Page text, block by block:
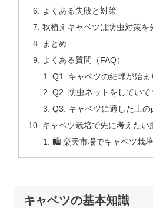
よくある失敗と対策
秋植えキャベツは防虫対策を
まとめ
よくある質問（FAQ）
Q1. キャベツの結球が始ま
Q2. 防虫ネットをしていて
Q3. キャベツに適した土の
キャベツ栽培で先に考えたい
🛍️ 楽天市場でキャベツ栽
キャベツの基本知識